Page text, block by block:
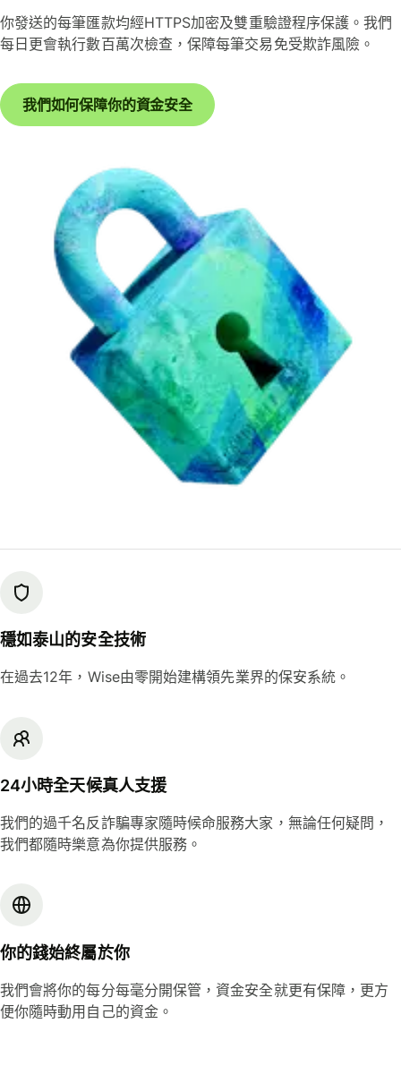
你發送的每筆匯款均經HTTPS加密及雙重驗證程序保護。我們
每日更會執行數百萬次檢查，保障每筆交易免受欺詐風險。
我們如何保障你的資金安全
穩如泰山的安全技術
在過去12年，Wise由零開始建構領先業界的保安系統。
24小時全天候真人支援
我們的過千名反詐騙專家隨時候命服務大家，無論任何疑問，
我們都隨時樂意為你提供服務。
你的錢始終屬於你
我們會將你的每分每毫分開保管，資金安全就更有保障，更方
便你隨時動用自己的資金。